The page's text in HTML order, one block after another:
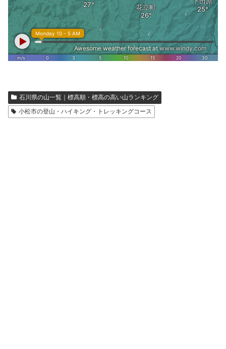
石川県の山一覧｜標高順・標高の高い山ランキング
小松市の登山・ハイキング・トレッキングコース